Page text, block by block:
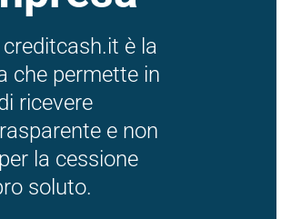
creditcash.it è la
che permette in
ricevere
e non
la cessione
soluto.